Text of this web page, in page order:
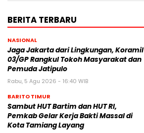
BERITA TERBARU
NASIONAL
Jaga Jakarta dari Lingkungan, Koramil
03/GP Rangkul Tokoh Masyarakat dan
Pemuda Jatipulo
Rabu, 5 Agu 2026 - 16:40 WIB
BARITO TIMUR
Sambut HUT Bartim dan HUT RI,
Pemkab Gelar Kerja Bakti Massal di
Kota Tamiang Layang